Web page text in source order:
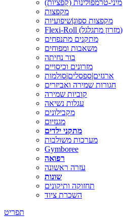
מיני-טרמפולינות (קפציות)
מקפצות
מקפצות ספוג|שיפועיות
Flexi-Roll (מזרון מתגלגל)
מתקנים מתנפחים
משאבות ומפוחים
בור נחיתה
מזרונים וכיסויים
ארגזים|ספסלים|סולמות
חגורות שמירה ואביזרים
קוביות שמירה
עגלות נשיאה
מקבילונים
מגנזיום
מתקני ילדים
מערכות משולבות
Gymboree
רפואה
עזרה ראשונה
שונות
תחזוקה ותיקונים
השכרת ציוד
תפריט